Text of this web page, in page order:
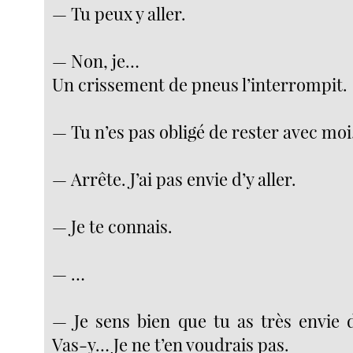
— Tu peux y aller.
— Non, je…
Un crissement de pneus l’interrompit.
— Tu n’es pas obligé de rester avec
— Arrête. J’ai pas envie d’y aller.
— Je te connais.
— …
— Je sens bien que tu as très envie
Vas-y… Je ne t’en voudrais pas.